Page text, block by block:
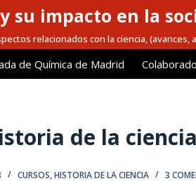
su impacto en la
relacionados con la ciencia,
de Química de Madrid
de la ciencia
CURSOS,HISTORIA DE LA CIENCIA 3